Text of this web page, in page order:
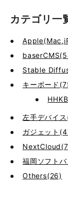
カテゴリ一
Stable
キーボード
左手デバイ
ガジェット
福岡ソフト
Others(26)